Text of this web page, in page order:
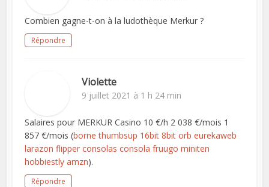
Combien gagne-t-on à la ludothèque Merkur ?
Répondre
Violette
9 juillet 2021 à 1 h 24 min
Salaires pour MERKUR Casino 10 €/h 2 038 €/mois 1
857 €/mois (borne thumbsup 16bit 8bit orb eurekaweb
larazon flipper consolas consola fruugo miniten
hobbiestly amzn).
Répondre